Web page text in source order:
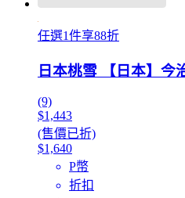
任選1件享88折
日本桃雪 【日本】今
(9)
$1,443
(售價已折)
$1,640
P幣
折扣